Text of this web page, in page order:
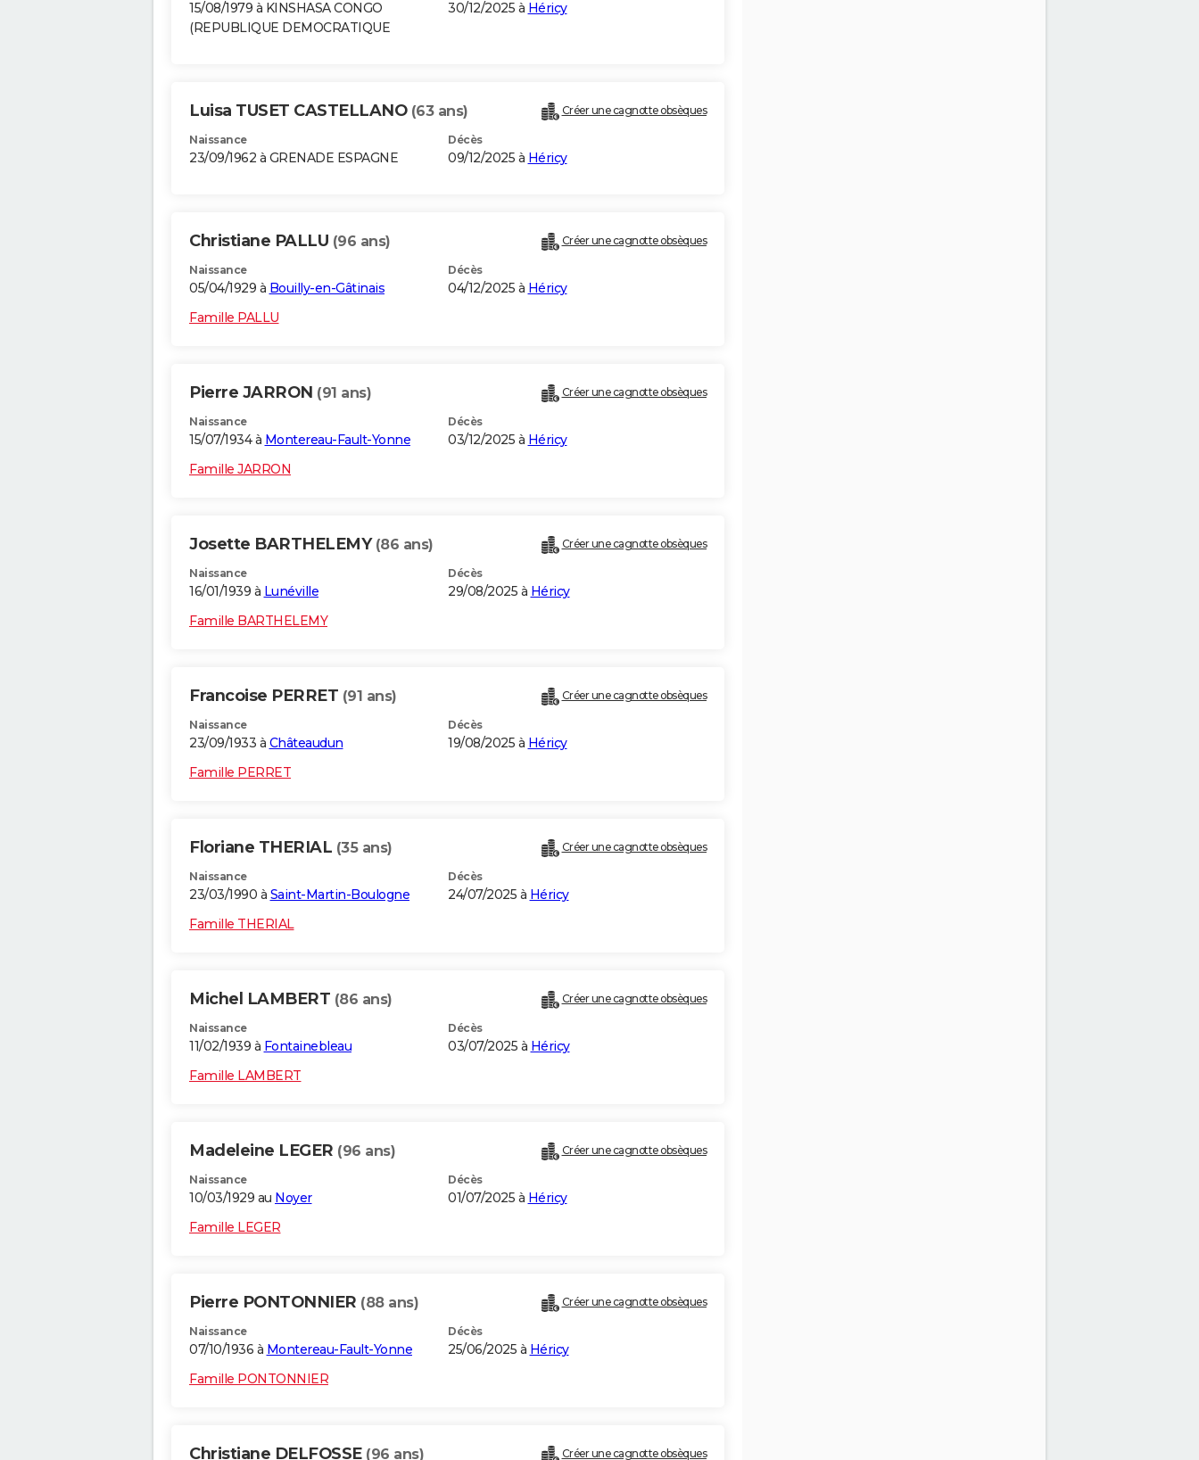
15/08/1979 à KINSHASA CONGO
(REPUBLIQUE DEMOCRATIQUE
30/12/2025 à Héricy
Luisa TUSET CASTELLANO (63 ans) Créer une cagnotte obsèques
Naissance
23/09/1962 à GRENADE ESPAGNE
Décès
09/12/2025 à Héricy
Christiane PALLU (96 ans) Créer une cagnotte obsèques
Naissance
05/04/1929 à Bouilly-en-Gâtinais
Décès
04/12/2025 à Héricy
Famille PALLU
Pierre JARRON (91 ans) Créer une cagnotte obsèques
Naissance
15/07/1934 à Montereau-Fault-Yonne
Décès
03/12/2025 à Héricy
Famille JARRON
Josette BARTHELEMY (86 ans) Créer une cagnotte obsèques
Naissance
16/01/1939 à Lunéville
Décès
29/08/2025 à Héricy
Famille BARTHELEMY
Francoise PERRET (91 ans) Créer une cagnotte obsèques
Naissance
23/09/1933 à Châteaudun
Décès
19/08/2025 à Héricy
Famille PERRET
Floriane THERIAL (35 ans) Créer une cagnotte obsèques
Naissance
23/03/1990 à Saint-Martin-Boulogne
Décès
24/07/2025 à Héricy
Famille THERIAL
Michel LAMBERT (86 ans) Créer une cagnotte obsèques
Naissance
11/02/1939 à Fontainebleau
Décès
03/07/2025 à Héricy
Famille LAMBERT
Madeleine LEGER (96 ans) Créer une cagnotte obsèques
Naissance
10/03/1929 au Noyer
Décès
01/07/2025 à Héricy
Famille LEGER
Pierre PONTONNIER (88 ans) Créer une cagnotte obsèques
Naissance
07/10/1936 à Montereau-Fault-Yonne
Décès
25/06/2025 à Héricy
Famille PONTONNIER
Christiane DELFOSSE (96 ans) Créer une cagnotte obsèques